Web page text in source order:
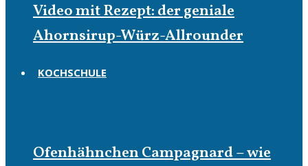
Video mit Rezept: der geniale
Ahornsirup-Würz-Allrounder
KOCHSCHULE
Ofenhähnchen Campagnard – wie